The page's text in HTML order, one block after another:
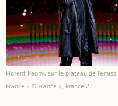
Florent Pagny, sur le plateau de
France 2 © France 2, France 2